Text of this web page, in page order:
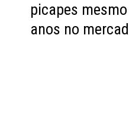
picapes
anos no